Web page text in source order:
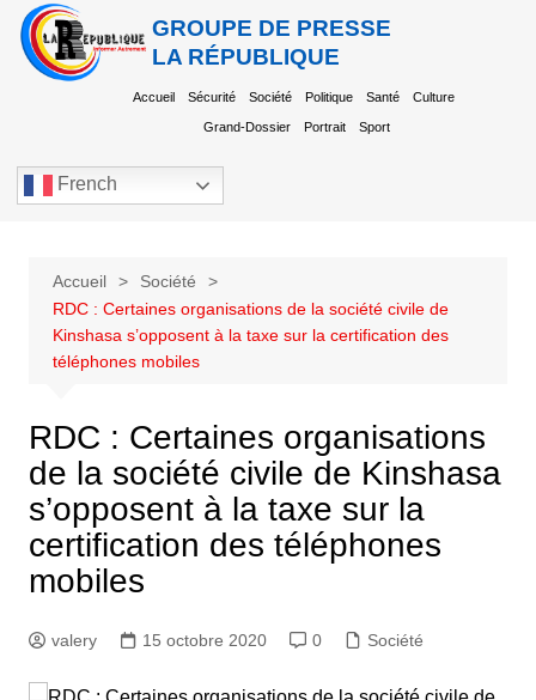
GROUPE DE PRESSE
LA RÉPUBLIQUE
Accueil Sécurité Société Politique Santé Culture
Grand-Dossier Portrait Sport
French
Accueil
Société
RDC : Certaines organisations de la société civile de
Kinshasa s’opposent à la taxe sur la certification des
téléphones mobiles
RDC : Certaines organisations
de la société civile de Kinshasa
s’opposent à la taxe sur la
certification des téléphones
mobiles
valery 15 octobre 2020 0 Société